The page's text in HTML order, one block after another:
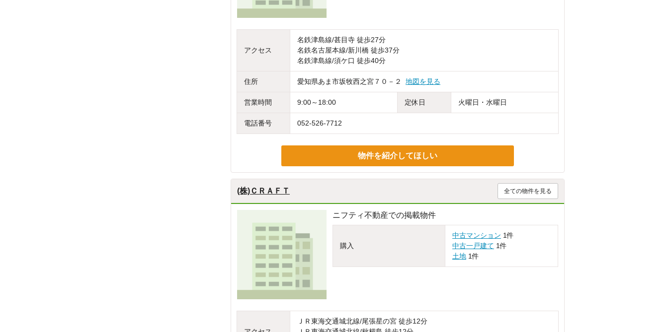
アクセス
名鉄津島線/甚目寺 徒歩27分
名鉄名古屋本線/新川橋 徒歩37分
名鉄津島線/須ケ口 徒歩40分
住所 愛知県あま市坂牧西之宮７０－２ 地図を見る
営業時間 9:00～18:00 定休日 火曜日・水曜日
電話番号 052-526-7712
物件を紹介してほしい
(株)ＣＲＡＦＴ 全ての物件を見る
ニフティ不動産での掲載物件
購入
中古マンション 1件
中古一戸建て 1件
土地 1件
ＪＲ東海交通城北線/尾張星の宮 徒歩12分